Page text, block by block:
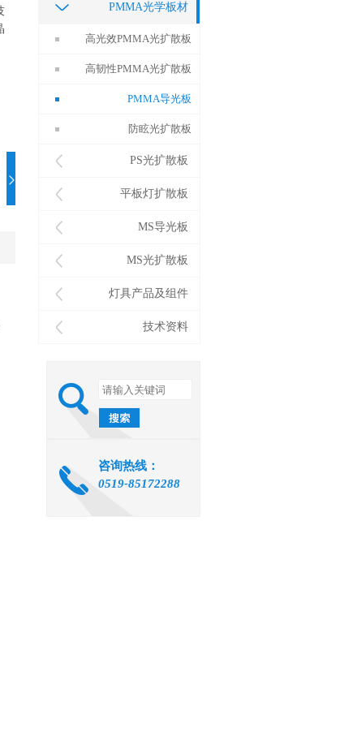
PMMA光学板材
高光效PMMA光扩散板
高韧性PMMA光扩散板
PMMA导光板
防眩光扩散板
PS光扩散板
平板灯扩散板
MS导光板
MS光扩散板
灯具产品及组件
技术资料
咨询热线：
0519-85172288